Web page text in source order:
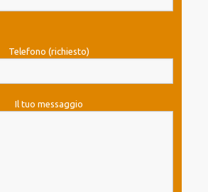
Telefono (richiesto)
Il tuo messaggio